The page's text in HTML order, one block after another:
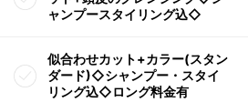
ャンプースタイリング込◇
似合わせカット+カラー(スタン
ダード)◇シャンプー・スタイ
リング込◇ロング料金有